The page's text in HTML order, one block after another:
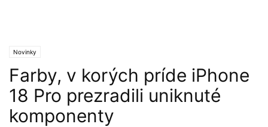
Novinky
Farby, v korých príde iPhone
18 Pro prezradili uniknuté
komponenty